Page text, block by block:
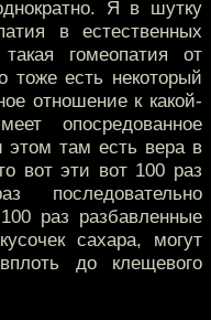
Я в шутку
в естественных
гомеопатия от
тоже есть некоторый
отношение к какой-
опосредованное
там есть вера в
вот эти вот 100 раз
раз разбавленные
сахара, могут
до клещевого